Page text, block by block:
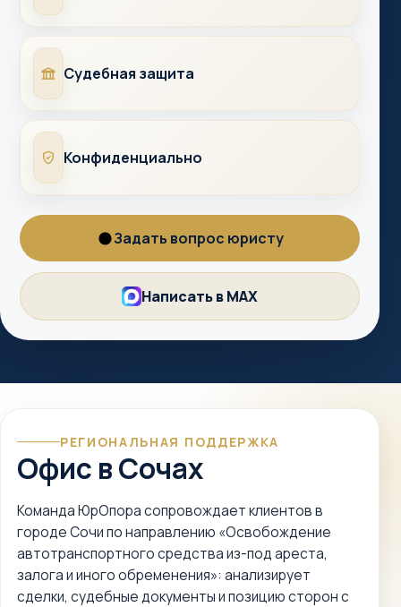
СудыСудебная защита
Конфиденциально
Конфиденциально
Вопрос
юристу
Задать вопрос юристу
MAX
Написать в MAX
РЕГИОНАЛЬНАЯ ПОДДЕРЖКА
Офис в Сочах
Команда ЮрОпора сопровождает клиентов в
городе Сочи по направлению «Освобождение
автотранспортного средства из-под ареста,
залога и иного обременения»: анализирует
сделки, судебные документы и позицию сторон с